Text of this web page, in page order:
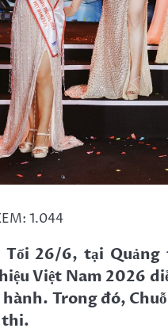
1.044
Tối 26/6, tại Quảng
Việt Nam 2026
Trong đó,
thi.